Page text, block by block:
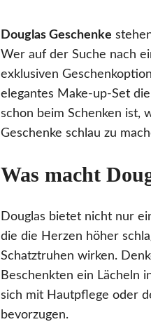
Douglas Geschenke
Wer auf der Suche nach
exklusiven
elegantes Make-up-Set
schon beim Schenken ist,
Geschenke schlau zu
Was macht
Douglas bietet nicht nur
die die Herzen höher
Schatztruhen wirken.
Beschenkten ein Lächeln
sich mit Hautpflege oder
bevorzugen.